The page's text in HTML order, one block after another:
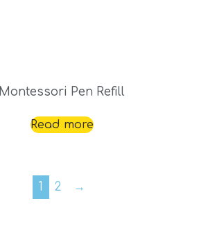
Montessori Pen Refill
Read more
1 2 →